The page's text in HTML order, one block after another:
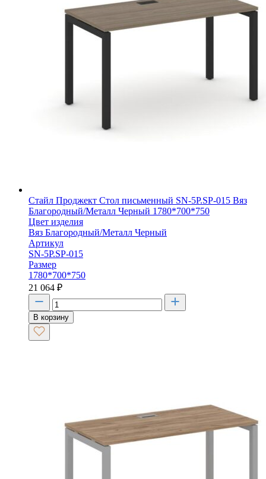
Стайл Проджект Стол письменный SN-5P.SP-015 Вяз
Благородный/Металл Черный 1780*700*750
Цвет изделия
Вяз Благородный/Металл Черный
Артикул
SN-5P.SP-015
Размер
1780*700*750
21 064 ₽
В корзину